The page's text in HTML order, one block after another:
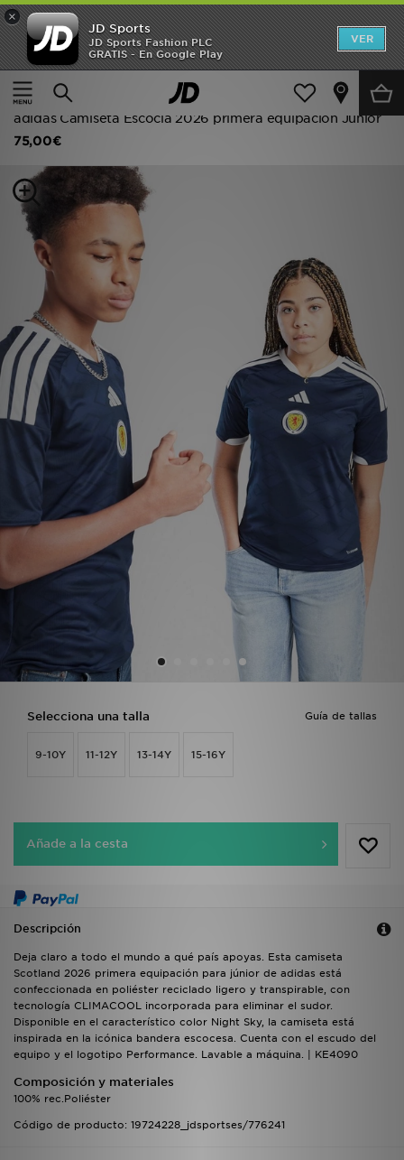
×
JD Sports
JD Sports Fashion PLC
GRATIS - En Google Play
VER
Página principal
Niños
Ropa juvenil (8-15 años)
adidas Camiseta Escocia 2026 primera equipación Júnior
75,00€
Guía de tallas
Selecciona una talla
9-10Y 11-12Y 13-14Y 15-16Y
Añade a la cesta
Descripción
Deja claro a todo el mundo a qué país apoyas. Esta camiseta
Scotland 2026 primera equipación para júnior de adidas está
confeccionada en poliéster reciclado ligero y transpirable, con
tecnología CLIMACOOL incorporada para eliminar el sudor.
Disponible en el característico color Night Sky, la camiseta está
inspirada en la icónica bandera escocesa. Cuenta con el escudo del
equipo y el logotipo Performance. Lavable a máquina. | KE4090
Composición y materiales
100% rec.Poliéster
Código de producto: 19724228_jdsportses/776241
Hombre
Mujer
Niños
Estilo
Ver Marcas
Deportes & Fitness
JD Fútbol
Ofertas
TARJETA REGALO
MI JD